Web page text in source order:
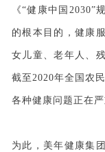
《“健康中国2030”
的根本目的，健康
女儿童、老年人、
截至2020年全国农
各种健康问题正在
为此，美年健康集